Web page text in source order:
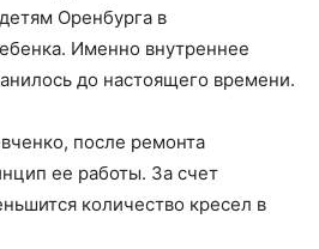
Оренбурга в
Именно внутреннее
до настоящего времени.
после ремонта
ее работы. За счет
количество кресел в